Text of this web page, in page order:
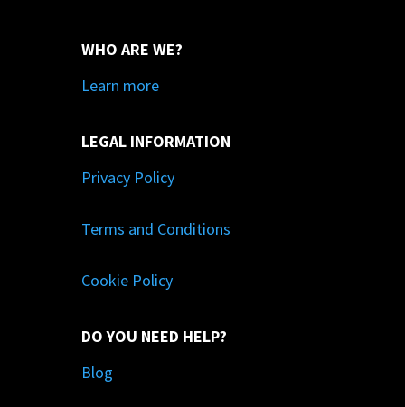
WHO ARE WE?
Learn more
LEGAL INFORMATION
Privacy Policy
Terms and Conditions
Cookie Policy
DO YOU NEED HELP?
Blog